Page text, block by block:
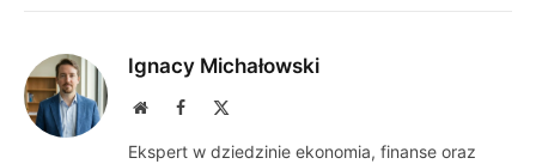
Ignacy Michałowski
WebsiteFacebook
Ekspert w dziedzinie ekonomia, finanse oraz